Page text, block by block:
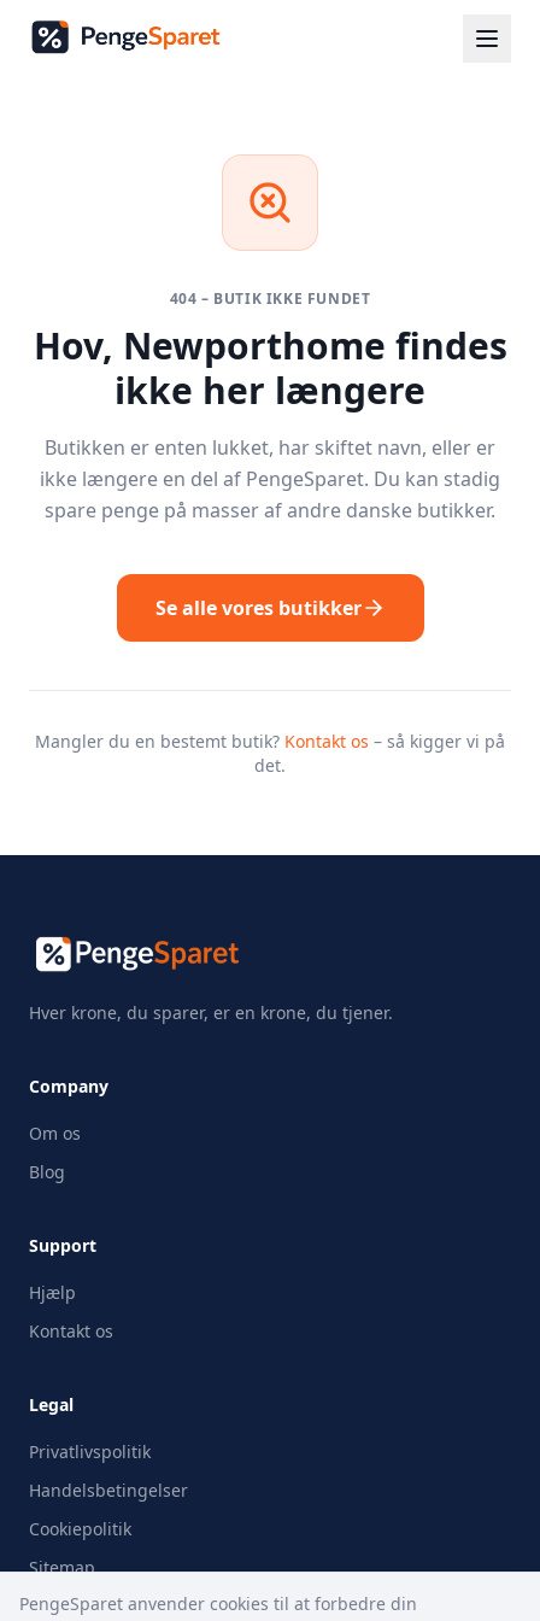
404 – BUTIK IKKE FUNDET
Hov, Newporthome findes
ikke her længere
Butikken er enten lukket, har skiftet navn, eller er
ikke længere en del af PengeSparet. Du kan stadig
spare penge på masser af andre danske butikker.
Se alle vores butikker
Mangler du en bestemt butik? Kontakt os – så kigger vi på
det.
Hver krone, du sparer, er en krone, du tjener.
Company
Om os
Blog
Support
Hjælp
Kontakt os
Legal
Privatlivspolitik
Handelsbetingelser
Cookiepolitik
Sitemap
PengeSparet anvender cookies til at forbedre din